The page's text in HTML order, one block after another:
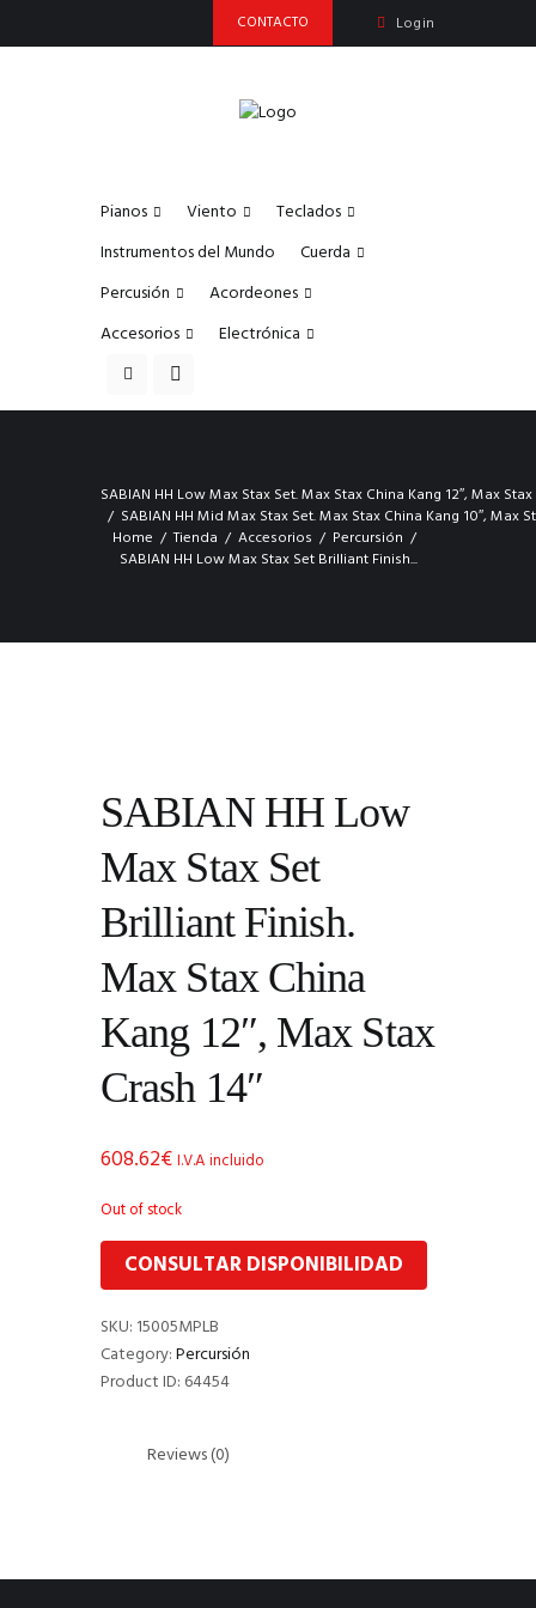
CONTACTO Login
Pianos Viento
Teclados
Instrumentos del Mundo
Cuerda
Percusión
Acordeones
Accesorios
Electrónica
SABIAN HH Low Max Stax Set. Max Stax China Kang 12″, Max Stax
SABIAN HH Mid Max Stax Set. Max Stax China Kang 10″, Max
Home
Tienda Accesorios
Percursión
SABIAN HH Low Max Stax Set Brilliant Finish...
SABIAN HH Low
Max Stax Set
Brilliant Finish.
Max Stax China
Kang 12″, Max Stax
Crash 14″
608.62€I.V.A incluido
Out of stock
CONSULTAR DISPONIBILIDAD
SKU: 15005MPLB
Category:Percursión
Product ID: 64454
Reviews (0)